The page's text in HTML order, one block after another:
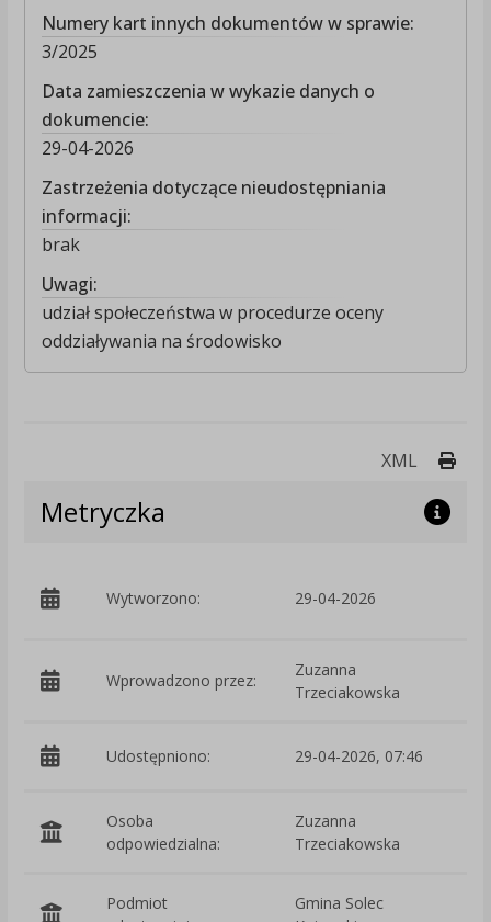
Numery kart innych dokumentów w sprawie:
3/2025
Data zamieszczenia w wykazie danych o
dokumencie:
29-04-2026
Zastrzeżenia dotyczące nieudostępniania
informacji:
brak
Uwagi:
udział społeczeństwa w procedurze oceny
oddziaływania na środowisko
XML
Metryczka
Wytworzono: 29-04-2026
Wprowadzono przez:
Zuzanna
Trzeciakowska
Udostępniono: 29-04-2026, 07:46
Osoba
odpowiedzialna:
Zuzanna
Trzeciakowska
Podmiot
Gmina Solec